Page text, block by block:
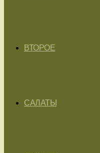
ВТОРОЕ
САЛАТЫ